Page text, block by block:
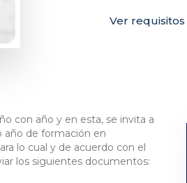
Ver requisitos
con año y en esta, se invita a
año de formación en
lo cual y de acuerdo con el
los siguientes documentos: